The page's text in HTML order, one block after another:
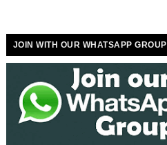
JOIN WITH OUR WHATSAPP GROUP